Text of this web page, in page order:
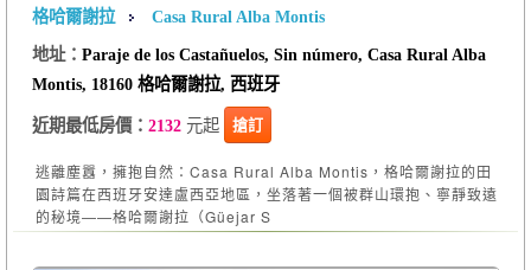
格哈爾謝拉
Casa Rural Alba Montis
地址： Paraje de los Castañuelos, Sin número, Casa Rural Alba
Montis, 18160 格哈爾謝拉, 西班牙
近期最低房價： 2132元起 搶訂
逃離塵囂，擁抱自然：Casa Rural Alba Montis，格哈爾謝拉的田
園詩篇在西班牙安達盧西亞地區，坐落著一個被群山環抱、寧靜致遠
的秘境——格哈爾謝拉（Güejar S